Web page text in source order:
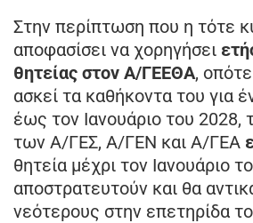
Στην περίπτωση που η τότε
αποφασίσει να χορηγήσει
θητείας στον Α/ΓΕΕΘΑ,
ασκεί τα καθήκοντα του για
έως τον Ιανουάριο του 2028,
των Α/ΓΕΣ, Α/ΓΕΝ και Α/ΓΕΑ
θητεία μέχρι τον Ιανουάριο
αποστρατευτούν και θα
νεότερους στην επετηρίδα